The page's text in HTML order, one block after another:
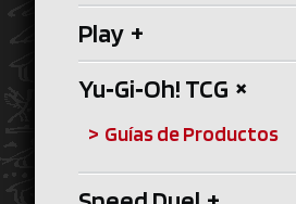
Play +
Yu‑Gi‑Oh! TCG+
Guías de Productos